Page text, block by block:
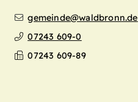
gemeinde@waldbronn.de
07243 609-0
07243 609-89